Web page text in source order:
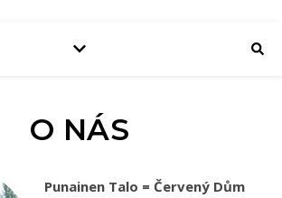
O NÁS
Punainen Talo = Červený Dům